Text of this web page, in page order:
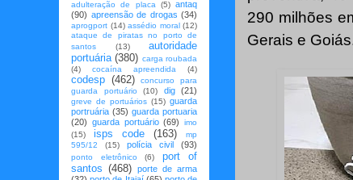
290 milhões
Gerais e
adulteração de placa
(5) antaq
(90) apreensão de drogas (34)
aprogport (14) assédio moral (12)
ataque de piratas no porto de
santos
(13)
autoridade
portuária (380) carga roubada
(4)
cocaína apreendida (4)
codesp (462)
concurso para
guarda portuário
(10) dig (21)
greve de portuários (15) guarda
portruária (35) guarda portuaria
(20) guarda portuário (69)
imo
(15)
isps code (163)
mp
595/12
(15) polícia civil (93)
ponto eletrônico (6)
port of
santos (468) porte de arma